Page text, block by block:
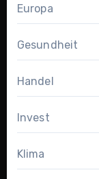
Europa
Gesundheit
Handel
Invest
Klima